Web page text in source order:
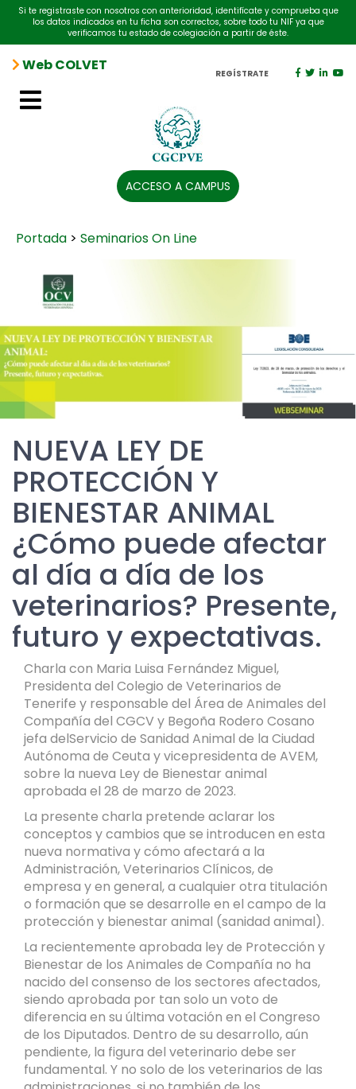
Si te registraste con nosotros con anterioridad, identifícate y comprueba que
los datos indicados en tu ficha son correctos, sobre todo tu NIF ya que
verificamos tu estado de colegiación a partir de éste.
Web COLVET REGÍSTRATE
ACCESO A CAMPUS
Portada > Seminarios On Line
NUEVA LEY DE
PROTECCIÓN Y
BIENESTAR ANIMAL
¿Cómo puede afectar
al día a día de los
veterinarios? Presente,
futuro y expectativas.
Charla con Maria Luisa Fernández Miguel,
Presidenta del Colegio de Veterinarios de
Tenerife y responsable del Área de Animales del
Compañía del CGCV y Begoña Rodero Cosano
jefa delServicio de Sanidad Animal de la Ciudad
Autónoma de Ceuta y vicepresidenta de AVEM,
sobre la nueva Ley de Bienestar animal
aprobada el 28 de marzo de 2023.
La presente charla pretende aclarar los
conceptos y cambios que se introducen en esta
nueva normativa y cómo afectará a la
Administración, Veterinarios Clínicos, de
empresa y en general, a cualquier otra titulación
o formación que se desarrolle en el campo de la
protección y bienestar animal (sanidad animal).
La recientemente aprobada ley de Protección y
Bienestar de los Animales de Compañía no ha
nacido del consenso de los sectores afectados,
siendo aprobada por tan solo un voto de
diferencia en su última votación en el Congreso
de los Diputados. Dentro de su desarrollo, aún
pendiente, la figura del veterinario debe ser
fundamental. Y no solo de los veterinarios de las